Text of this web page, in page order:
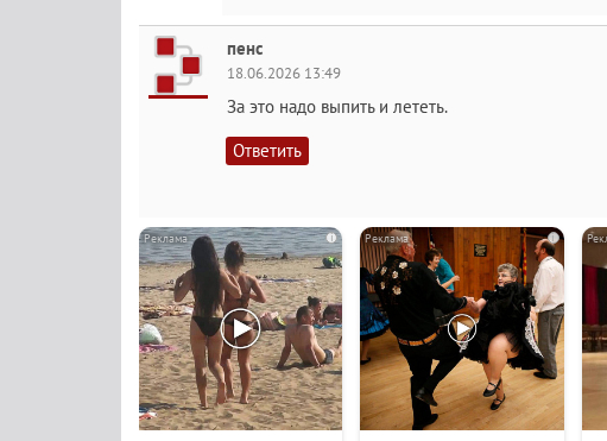
пенс
18.06.2026 13:49
За это надо выпить и лететь.
Ответить
i i